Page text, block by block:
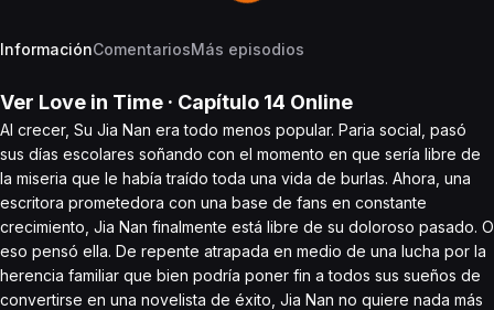
InformaciónComentariosMás episodios
Ver Love in Time · Capítulo 14 Online
Al crecer, Su Jia Nan era todo menos popular. Paria social, pasó
sus días escolares soñando con el momento en que sería libre de
la miseria que le había traído toda una vida de burlas. Ahora, una
escritora prometedora con una base de fans en constante
crecimiento, Jia Nan finalmente está libre de su doloroso pasado. O
eso pensó ella. De repente atrapada en medio de una lucha por la
herencia familiar que bien podría poner fin a todos sus sueños de
convertirse en una novelista de éxito, Jia Nan no quiere nada más